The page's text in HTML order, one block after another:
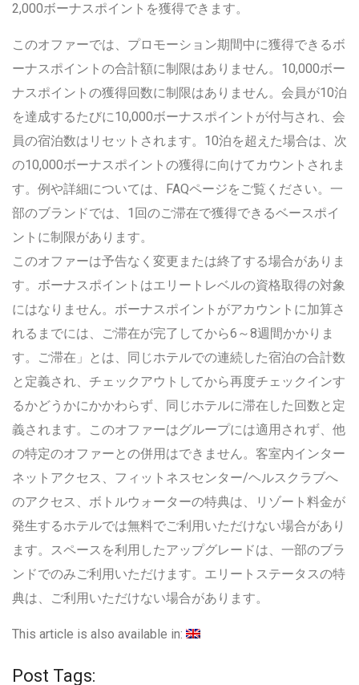
2,000ボーナスポイントを獲得できます。
このオファーでは、プロモーション期間中に獲得できるボ
ーナスポイントの合計額に制限はありません。10,000ボー
ナスポイントの獲得回数に制限はありません。会員が10泊
を達成するたびに10,000ボーナスポイントが付与され、会
員の宿泊数はリセットされます。10泊を超えた場合は、次
の10,000ボーナスポイントの獲得に向けてカウントされま
す。例や詳細については、FAQページをご覧ください。一
部のブランドでは、1回のご滞在で獲得できるベースポイ
ントに制限があります。
このオファーは予告なく変更または終了する場合がありま
す。ボーナスポイントはエリートレベルの資格取得の対象
にはなりません。ボーナスポイントがアカウントに加算さ
れるまでには、ご滞在が完了してから6～8週間かかりま
す。ご滞在」とは、同じホテルでの連続した宿泊の合計数
と定義され、チェックアウトしてから再度チェックインす
るかどうかにかかわらず、同じホテルに滞在した回数と定
義されます。このオファーはグループには適用されず、他
の特定のオファーとの併用はできません。客室内インター
ネットアクセス、フィットネスセンター/ヘルスクラブへ
のアクセス、ボトルウォーターの特典は、リゾート料金が
発生するホテルでは無料でご利用いただけない場合があり
ます。スペースを利用したアップグレードは、一部のブラ
ンドでのみご利用いただけます。エリートステータスの特
典は、ご利用いただけない場合があります。
This article is also available in:
Post Tags: